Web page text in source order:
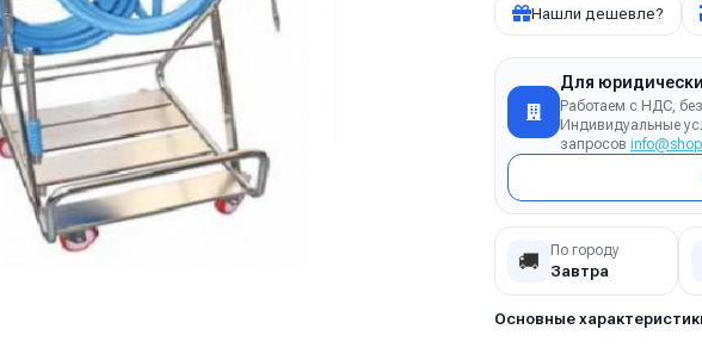
Нашли дешевле?
Для
Работаем с НДС,
Индивидуальные
запросов
🚚 По городу
Завтра
Основные